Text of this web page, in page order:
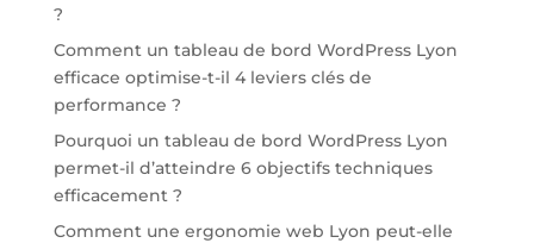
?
Comment un tableau de bord WordPress Lyon
efficace optimise-t-il 4 leviers clés de
performance ?
Pourquoi un tableau de bord WordPress Lyon
permet-il d’atteindre 6 objectifs techniques
efficacement ?
Comment une ergonomie web Lyon peut-elle